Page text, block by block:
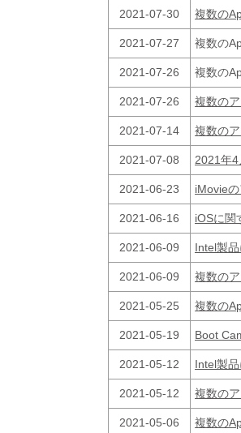
2021-07-30 複数の
2021-07-27 複数の
2021-07-26 複数の
2021-07-26 複数の
2021-07-14 複数の
2021-07-08 2021年
2021-06-23 iMovie
2021-06-16 iOSに関
2021-06-09 Intel製
2021-06-09 複数の
2021-05-25 複数の
2021-05-19 Boot
2021-05-12 Intel製
2021-05-12 複数の
2021-05-06 複数の